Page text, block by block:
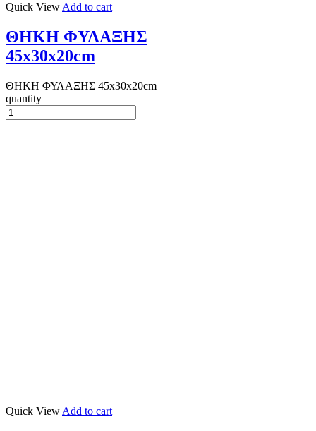
Quick ViewAdd to cart
ΘΗΚΗ ΦΥΛΑΞΗΣ
45x30x20cm
ΘΗΚΗ ΦΥΛΑΞΗΣ 45x30x20cm
quantity
Quick View Add to cart